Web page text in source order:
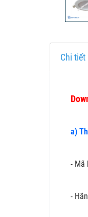
Chi tiết
a)
- Mã
-